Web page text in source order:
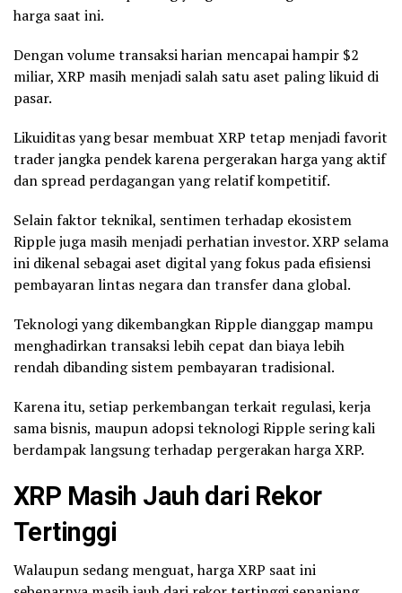
harga saat ini.
Dengan volume transaksi harian mencapai hampir $2
miliar, XRP masih menjadi salah satu aset paling likuid di
pasar.
Likuiditas yang besar membuat XRP tetap menjadi favorit
trader jangka pendek karena pergerakan harga yang aktif
dan spread perdagangan yang relatif kompetitif.
Selain faktor teknikal, sentimen terhadap ekosistem
Ripple juga masih menjadi perhatian investor. XRP selama
ini dikenal sebagai aset digital yang fokus pada efisiensi
pembayaran lintas negara dan transfer dana global.
Teknologi yang dikembangkan Ripple dianggap mampu
menghadirkan transaksi lebih cepat dan biaya lebih
rendah dibanding sistem pembayaran tradisional.
Karena itu, setiap perkembangan terkait regulasi, kerja
sama bisnis, maupun adopsi teknologi Ripple sering kali
berdampak langsung terhadap pergerakan harga XRP.
XRP Masih Jauh dari Rekor
Tertinggi
Walaupun sedang menguat, harga XRP saat ini